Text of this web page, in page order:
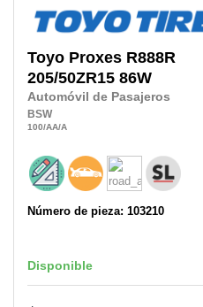
Toyo Proxes R888R
205/50ZR15 86W
Automóvil de Pasajeros
BSW
100/AA/A
Número de pieza: 103210
Disponible